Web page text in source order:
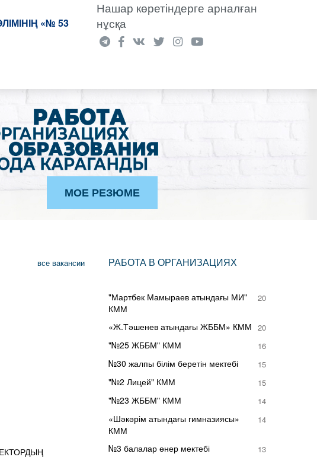
«№ 53
Нашар көретіндерге арналған
нұсқа
МОЕ РЕЗЮМЕ
все вакансии РАБОТА В ОРГАНИЗАЦИЯХ
"Мартбек Мамыраев атындағы МИ"
КММ
20
«Ж.Тәшенев атындағы ЖББМ» КММ 20
"№25 ЖББМ" КММ 16
№30 жалпы білім беретін мектебі 15
"№2 Лицей" КММ 15
"№23 ЖББМ" КММ 14
«Шәкәрім атындағы гимназиясы»
КММ
14
№3 балалар өнер мектебі 13